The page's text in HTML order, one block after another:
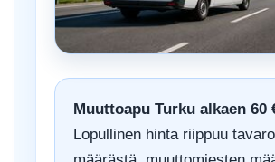
Muuttoapu Turku alkaen 60
Lopullinen hinta riippuu